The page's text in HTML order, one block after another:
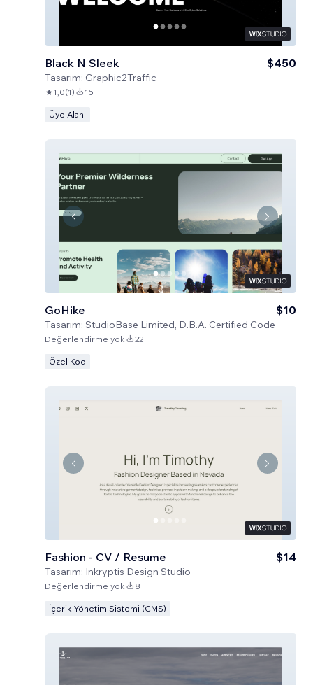
Black N Sleek
Tasarım: Graphic2Traffic
$450
1,0(1) 15
Üye Alanı
GoHike
Tasarım: StudioBase Limited, D.B.A. Certified Code
$10
Değerlendirme yok 22
Özel Kod
Fashion - CV / Resume
Tasarım: Inkryptis Design Studio
$14
Değerlendirme yok 8
İçerik Yönetim Sistemi (CMS)